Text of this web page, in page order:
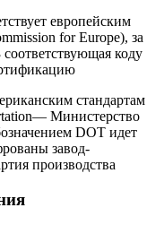
европейским
for Europe), за
коду
стандартам
Министерство
DOT идет
завод-
производства